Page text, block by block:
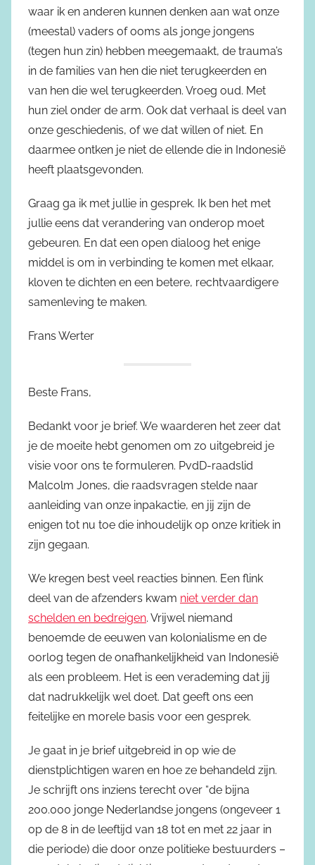
waar ik en anderen kunnen denken aan wat onze
(meestal) vaders of ooms als jonge jongens
(tegen hun zin) hebben meegemaakt, de trauma’s
in de families van hen die niet terugkeerden en
van hen die wel terugkeerden. Vroeg oud. Met
hun ziel onder de arm. Ook dat verhaal is deel van
onze geschiedenis, of we dat willen of niet. En
daarmee ontken je niet de ellende die in Indonesië
heeft plaatsgevonden.
Graag ga ik met jullie in gesprek. Ik ben het met
jullie eens dat verandering van onderop moet
gebeuren. En dat een open dialoog het enige
middel is om in verbinding te komen met elkaar,
kloven te dichten en een betere, rechtvaardigere
samenleving te maken.
Frans Werter
Beste Frans,
Bedankt voor je brief. We waarderen het zeer dat
je de moeite hebt genomen om zo uitgebreid je
visie voor ons te formuleren. PvdD-raadslid
Malcolm Jones, die raadsvragen stelde naar
aanleiding van onze inpakactie, en jij zijn de
enigen tot nu toe die inhoudelijk op onze kritiek in
zijn gegaan.
We kregen best veel reacties binnen. Een flink
deel van de afzenders kwam niet verder dan
schelden en bedreigen. Vrijwel niemand
benoemde de eeuwen van kolonialisme en de
oorlog tegen de onafhankelijkheid van Indonesië
als een probleem. Het is een verademing dat jij
dat nadrukkelijk wel doet. Dat geeft ons een
feitelijke en morele basis voor een gesprek.
Je gaat in je brief uitgebreid in op wie de
dienstplichtigen waren en hoe ze behandeld zijn.
Je schrijft ons inziens terecht over “de bijna
200.000 jonge Nederlandse jongens (ongeveer 1
op de 8 in de leeftijd van 18 tot en met 22 jaar in
die periode) die door onze politieke bestuurders –